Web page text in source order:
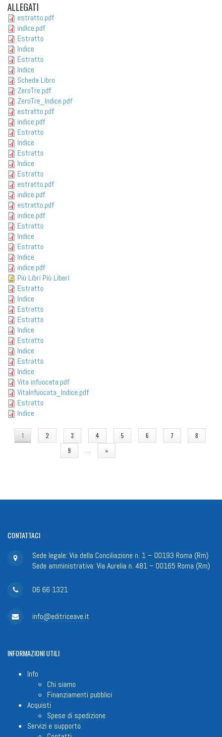
ALLEGATI
estratto.pdf
indice.pdf
Estratto
Indice
Estratto
Indice
Scheda Libro
ZeroTre.pdf
ZeroTre_Indice.pdf
estratto.pdf
indice.pdf
Estratto
Indice
Estratto
Indice
Estratto
estratto.pdf
indice.pdf
estratto.pdf
indice.pdf
Estratto
Indice
Estratto
Indice
indice.pdf
Più Libri Più Liberi
Estratto
Indice
Estratto
Estratto
Indice
Estratto
Indice
Estratto
Indice
Vita infuocata.pdf
VitaInfuocata_Indice.pdf
Estratto
Indice
PAGINE
1 2 3 4 5 6 7
8
9
… »
CONTATTACI
Sede legale: Via della Conciliazione n. 1 – 00193 Roma (Rm)
Sede amministrativa: Via Aurelia n. 481 – 00165 Roma (Rm)
06 66 1321
info@editriceave.it
INFORMAZIONIUTILI
Info
Chi siamo
Finanziamenti pubblici
Acquisti
Spese di spedizione
Servizi e supporto